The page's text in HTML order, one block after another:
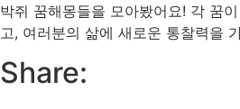
박쥐 꿈해몽들을 모아봤어요! 각 꿈
고, 여러분의 삶에 새로운 통찰력을
Share: